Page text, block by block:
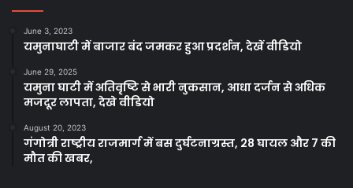
June 3, 2023
यमुनाघाटी में बाजार बंद जमकर हुआ प्रदर्शन, देखें वीडियो
June 29, 2025
यमुना घाटी में अतिवृष्टि से भारी नुकसान, आधा दर्जन से अधिक
मजदूर लापता, देखे वीडियो
August 20, 2023
गंगोत्री राष्ट्रीय राजमार्ग में बस दुर्घटनाग्रस्त, 28 घायल और 7 की
मौत की खबर,